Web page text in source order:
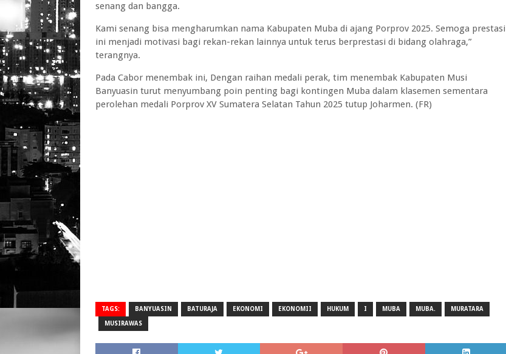
senang dan bangga.
Kami senang bisa mengharumkan nama Kabupaten Muba di ajang Porprov 2025. Semoga prestasi
ini menjadi motivasi bagi rekan-rekan lainnya untuk terus berprestasi di bidang olahraga,”
terangnya.
Pada Cabor menembak ini, Dengan raihan medali perak, tim menembak Kabupaten Musi
Banyuasin turut menyumbang poin penting bagi kontingen Muba dalam klasemen sementara
perolehan medali Porprov XV Sumatera Selatan Tahun 2025 tutup Joharmen. (FR)
TAGS: BANYUASIN BATURAJA EKONOMI EKONOMII HUKUM I MUBA MUBA. MURATARA
MUSIRAWAS